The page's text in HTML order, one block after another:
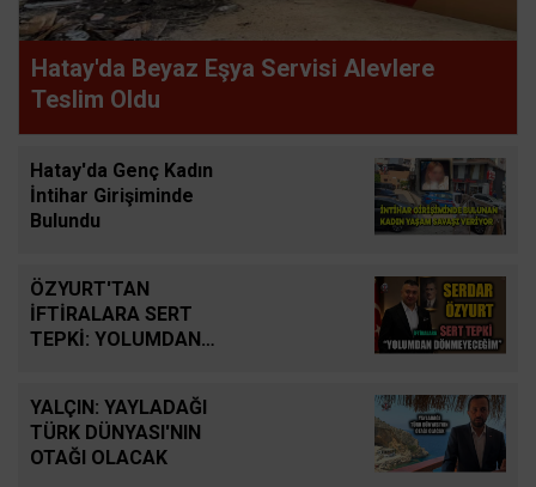
Hatay'da Beyaz Eşya Servisi Alevlere
Teslim Oldu
Hatay'da Genç Kadın
İntihar Girişiminde
Bulundu
ÖZYURT'TAN
İFTİRALARA SERT
TEPKİ: YOLUMDAN
YALÇIN: YAYLADAĞI
TÜRK DÜNYASI'NIN
OTAĞI OLACAK